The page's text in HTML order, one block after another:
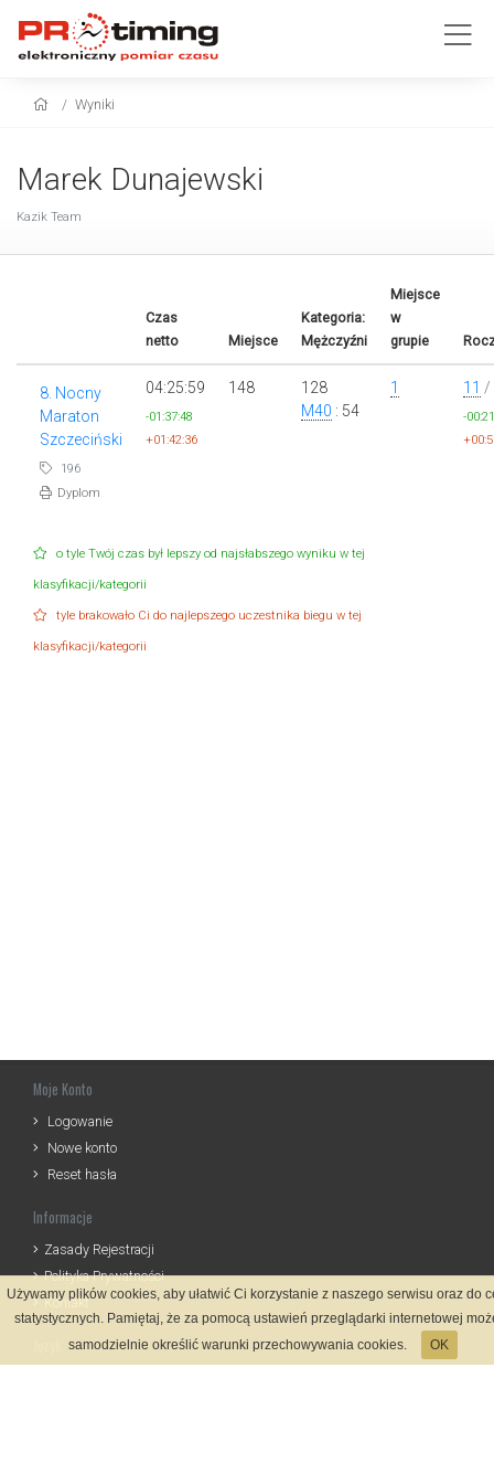
Wyniki
Marek Dunajewski
Kazik Team
Czas
netto
Miejsce
Kategoria:
Mężczyźni
Miejsce
w
grupie
8. Nocny
Maraton
Szczeciński
196
Dyplom
04:25:59
-01:37:48
+01:42:36
148
128
M40 : 54
1 11 /
-
o tyle Twój czas był lepszy od najsłabszego wyniku w tej
klasyfikacji/kategorii
tyle brakowało Ci do najlepszego uczestnika biegu w tej
klasyfikacji/kategorii
Moje Konto
Logowanie
Nowe konto
Reset hasła
Informacje
Zasady Rejestracji
Polityka Prywatności
Kontakt
Używamy plików cookies, aby ułatwić Ci korzystanie z naszego serwisu oraz do
statystycznych. Pamiętaj, że za pomocą ustawień przeglądarki internetowej
samodzielnie określić warunki przechowywania cookies.
OK